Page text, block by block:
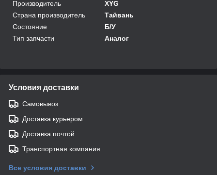
Производитель
XYG
Страна производитель
Тайвань
Состояние
Б/У
Тип запчасти
Аналог
Условия доставки
Самовывоз
Доставка курьером
Доставка почтой
Транспортная компания
Все условия доставки